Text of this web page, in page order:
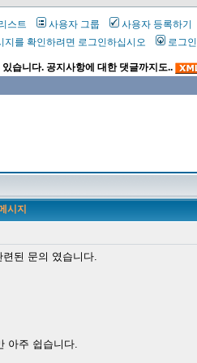
스트 사용자 그룹
사용자 등록하기
지를 확인하려면 로그인하십시오 로그인
습니다. 공지사항에 대한 댓글까지도..
시지
된 문의 였습니다.
아주 쉽습니다.